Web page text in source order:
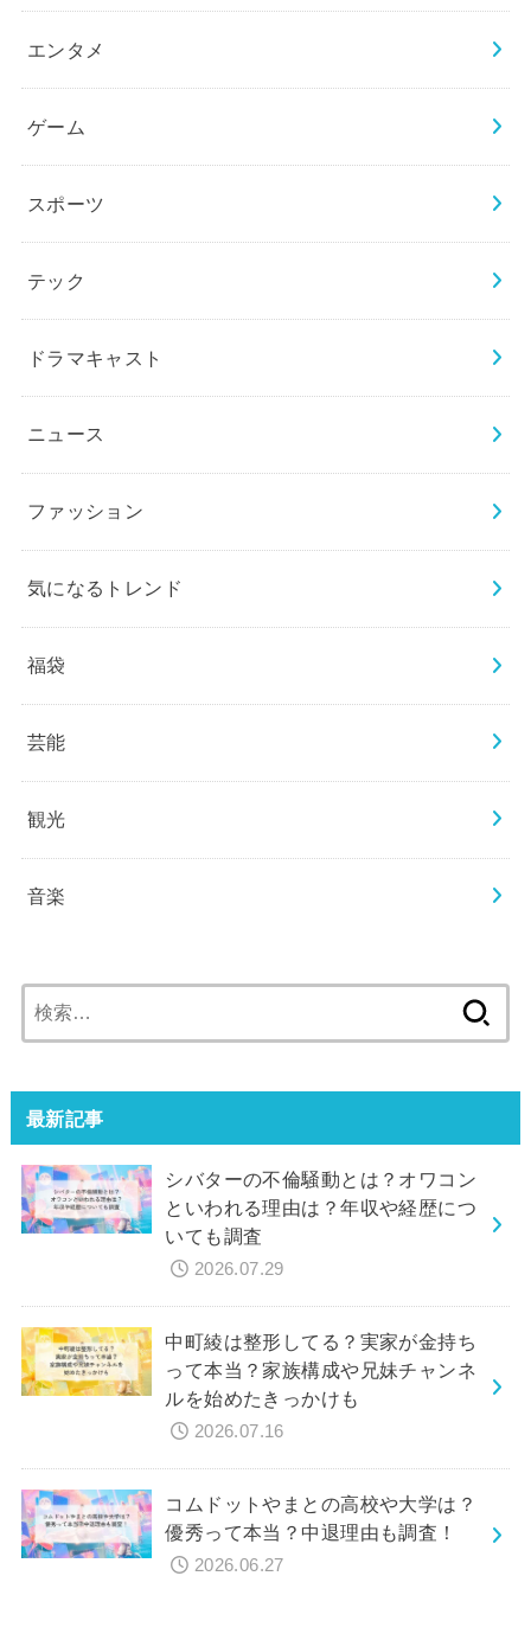
エンタメ
ゲーム
スポーツ
テック
ドラマキャスト
ニュース
ファッション
気になるトレンド
福袋
芸能
観光
音楽
索:
最新記事
シバターの不倫騒動とは？オワコン
といわれる理由は？年収や経歴につ
いても調査
2026.07.29
中町綾は整形してる？実家が金持ち
って本当？家族構成や兄妹チャンネ
ルを始めたきっかけも
2026.07.16
コムドットやまとの高校や大学は？
優秀って本当？中退理由も調査！
2026.06.27